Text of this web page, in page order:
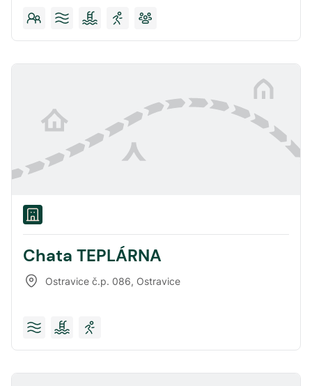
Chata TEPLÁRNA
Ostravice č.p. 086, Ostravice